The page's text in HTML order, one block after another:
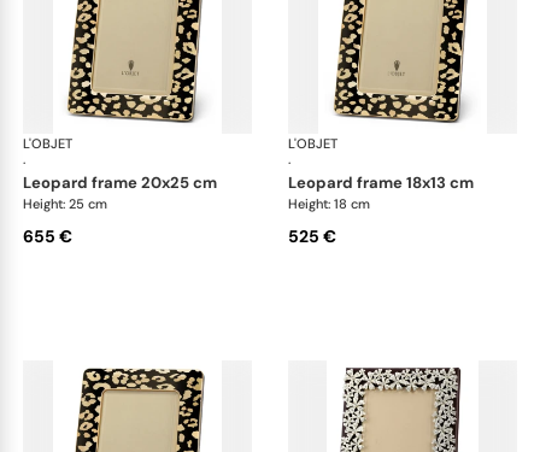
L'OBJET
·
Picture Frames
leopard frame 20x25 cm
Height: 25 cm
655 €
L'OBJET
·
leopard frame 18x13 cm
Height: 18 cm
525 €